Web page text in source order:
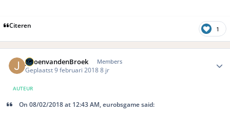
Citeren 1
JeroenvandenBroek Members
Geplaatst9 februari 20188 jr
AUTEUR
On 08/02/2018 at 12:43 AM, eurobsgame said: